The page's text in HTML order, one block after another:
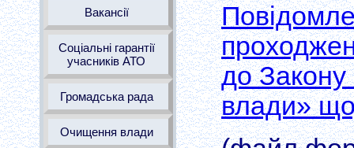
Вакансії
Соціальні гарантії
учасників АТО
Громадська рада
Очищення влади
до
влади»